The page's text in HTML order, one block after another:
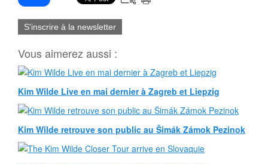
S'inscrire à la newsletter
Vous aimerez aussi :
Kim Wilde Live en mai dernier à Zagreb et Liepzig
Kim Wilde retrouve son public au Šimák Zámok Pezinok